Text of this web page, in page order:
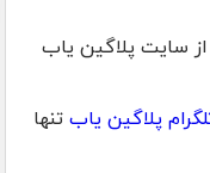
از سایت پلاگین یاب
پلاگین یاب تنها